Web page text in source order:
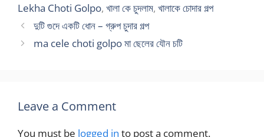
Lekha Choti Golpo, খালা কে চুদলাম, খালাকে চোদার গল্প
দুটি গুদে একটি ধোন – গ্রুপ চুদার গল্প
ma cele choti golpo মা ছেলের যৌন চটি
Leave a Comment
You must be logged in to post a comment.